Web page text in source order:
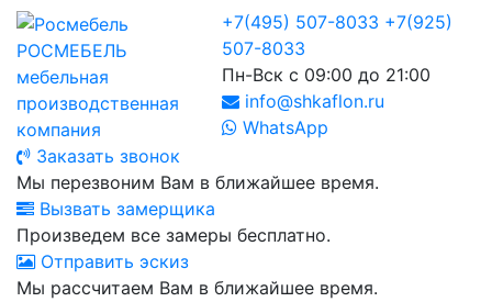
РОСМЕБЕЛЬ
мебельная
производственная
компания
+7(495) 507-8033 +7(925)
507-8033
Пн-Вск с 09:00 до 21:00
info@shkaflon.ru
WhatsApp
Заказать звонок
Мы перезвоним Вам в ближайшее время.
Вызвать замерщика
Произведем все замеры бесплатно.
Отправить эскиз
Мы рассчитаем Вам в ближайшее время.